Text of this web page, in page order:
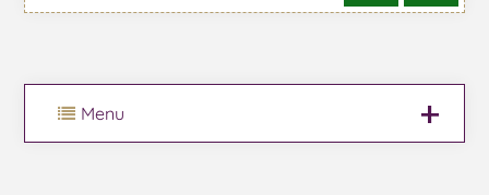
Menu